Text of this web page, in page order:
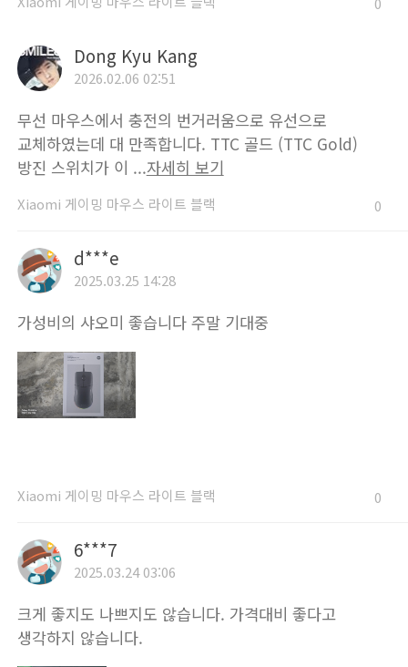
Dong Kyu Kang
2026.02.06 02:51
무선 마우스에서 충전의 번거러움으로 유선으로
교체하였는데 대 만족합니다. TTC 골드 (TTC Gold)
방진 스위치가 이 ...자세히 보기
Xiaomi 게이밍 마우스 라이트 블랙 0
d***e
2025.03.25 14:28
가성비의 샤오미 좋습니다 주말 기대중
Xiaomi 게이밍 마우스 라이트 블랙 0
6***7
2025.03.24 03:06
크게 좋지도 나쁘지도 않습니다. 가격대비 좋다고
생각하지 않습니다.